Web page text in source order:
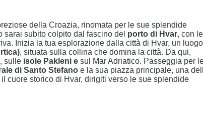
della Croazia, rinomata per le sue splendide
subito colpito dal fascino del porto di Hvar, con le
Inizia la tua esplorazione dalla città di Hvar, un luogo
, situata sulla collina che domina la città. Da qui,
sulle isole Pakleni e sul Mar Adriatico. Passeggia per
di Santo Stefano e la sua piazza principale, una
cuore storico di Hvar, dirigiti verso le sue splendide